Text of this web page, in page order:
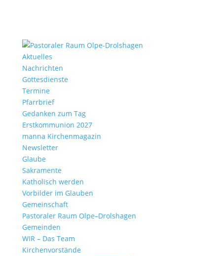
Aktu­elles
Nach­richten
Gottes­dienste
Termine
Pfarr­brief
Gedanken zum Tag
Erst­kom­mu­nion 2027
manna Kirchen­ma­gazin
News­letter
Glaube
Sakra­mente
Katho­lisch werden
Vorbilder im Glauben
Gemein­schaft
Pasto­raler Raum Olpe–Drolshagen
Gemeinden
WIR – Das Team
Kirchen­vor­stände